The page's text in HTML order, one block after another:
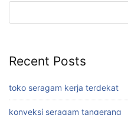
Recent Posts
toko seragam kerja terdekat
konveksi seragam tangerang